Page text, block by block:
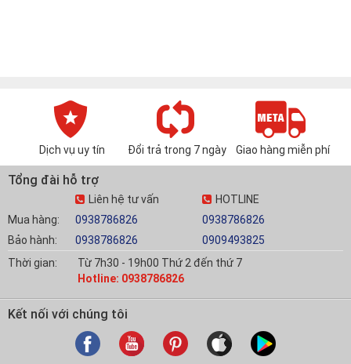
Dịch vụ uy tín Đổi trả trong 7 ngày Giao hàng miễn phí
Tổng đài hỗ trợ
Mua hàng:
Bảo hành:
Liên hệ tư vấn
0938786826
0938786826
HOTLINE
0938786826
0909493825
Thời gian:
Từ 7h30 - 19h00 Thứ 2 đến thứ 7
Hotline: 0938786826
Kết nối với chúng tôi